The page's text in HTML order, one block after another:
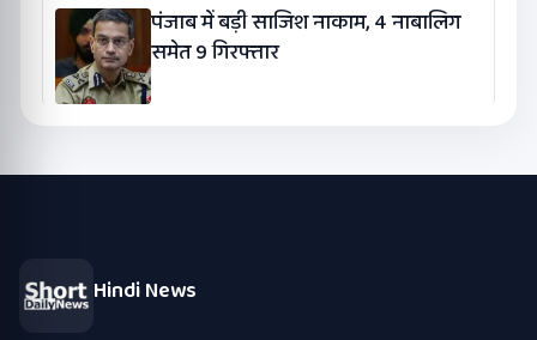
पंजाब में बड़ी साजिश नाकाम, 4 नाबालिग
समेत 9 गिरफ्तार
Hindi News